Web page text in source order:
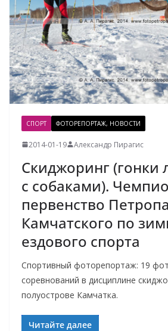
СПОРТ ФОТОРЕПОРТАЖ, НОВОСТИ
2014-01-19 Александр Пирагис
Скиджоринг (гонки
с собаками).
первенство
Камчатского по
ездового спорта
Спортивный фоторепортаж: 19
соревнований в дисциплине
полуострове Камчатка.
Читайте далее